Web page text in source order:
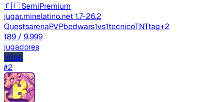
🇨🇱 SemiPremium
jugar.minelatino.net1.7-26.2
QuestsarenaPVPbedwars1vs1tecnicoTNTtag+2
189 / 9.999
jugadores
Votar
#2